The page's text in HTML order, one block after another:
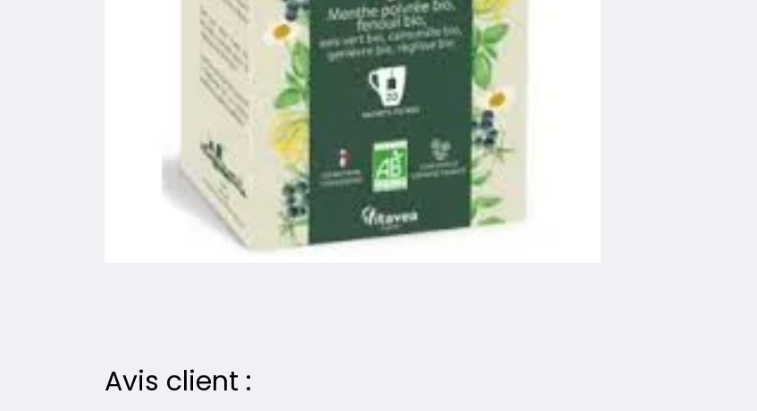
Avis client :